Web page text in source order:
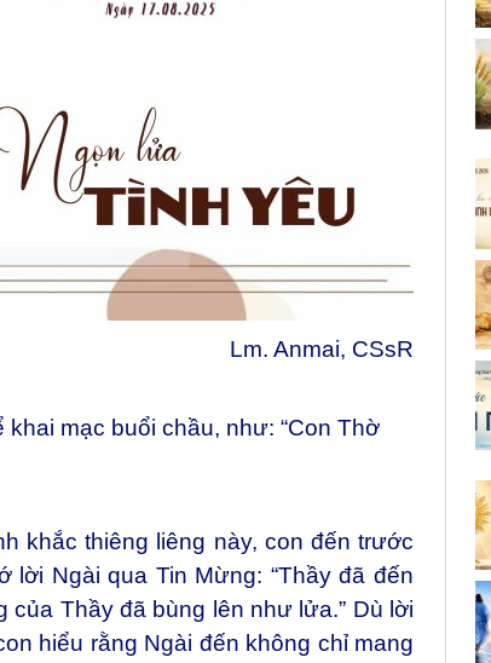
Lm. Anmai, CSsR
mạc buổi chầu, như: “Con Thờ
khắc thiêng liêng này, con đến trước
lời Ngài qua Tin Mừng: “Thầy đã đến
Thầy đã bùng lên như lửa.” Dù lời
hiểu rằng Ngài đến không chỉ mang